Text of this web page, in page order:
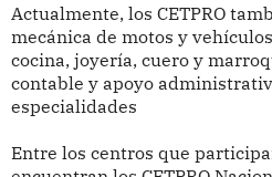
Actualmente, los CETPRO
mecánica de motos y
cocina, joyería, cuero y
contable y apoyo
especialidades
Entre los centros que